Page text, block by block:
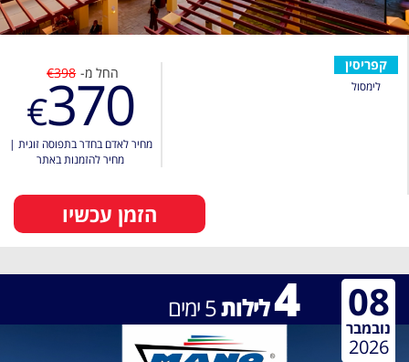
קפריסין
לימסול
החל מ- €398
€370
מחיר לאדם בחדר בתפוסה זוגית |
מחיר להזמנות באתר
הזמן עכשיו
4לילות5ימים 08
נובמבר
2026